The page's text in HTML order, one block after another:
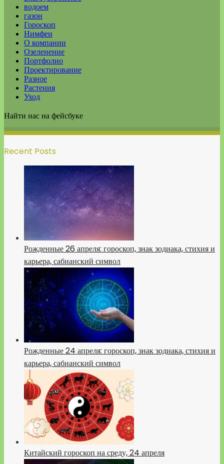
водоем
газон
Гороскоп
Нимфеи
О компании
Озеленение
Портфолио
Проектирование
Разное
Растения
Уход
Найти нас на фейсбуке
Recent Posts
Рожденные 26 апреля: гороскоп, знак зодиака, стихия и
карьера, сабианский символ
Рожденные 24 апреля: гороскоп, знак зодиака, стихия и
карьера, сабианский символ
Китайский гороскоп на среду, 24 апреля